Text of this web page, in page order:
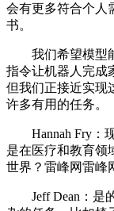
会有更多符合个人
书。
我们希望模型能
指令让机器人完成
但我们正接近实现
许多有用的任务。
Hannah Fry：现
是在医疗和教育领
世界？雷峰网雷峰
Jeff Dean：是的